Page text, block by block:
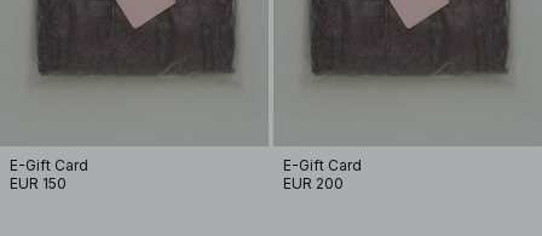
E-Gift Card
EUR 150
E-Gift Card
EUR 200